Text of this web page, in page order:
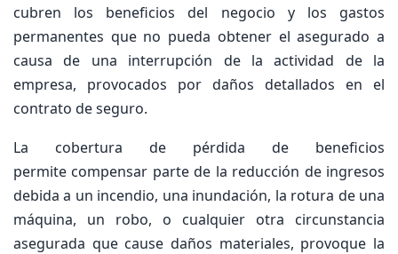
cubren los beneficios del negocio y los gastos
permanentes que no pueda obtener el asegurado a
causa de una interrupción de la actividad de la
empresa, provocados por daños detallados en el
contrato de seguro.
La cobertura de pérdida de beneficios
permite compensar parte de la reducción de ingresos
debida a un incendio, una inundación, la rotura de una
máquina, un robo, o cualquier otra circunstancia
asegurada que cause daños materiales, provoque la